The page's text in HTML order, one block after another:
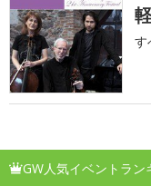
す
GW人気イベントラン